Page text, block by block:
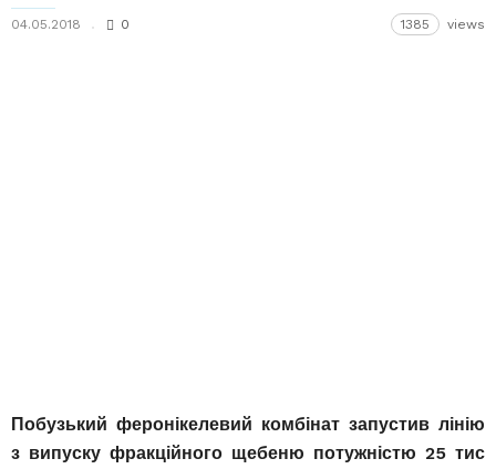
04.05.2018 0 1385 views
Побузький феронікелевий комбінат запустив лінію
з випуску фракційного щебеню потужністю 25 тис